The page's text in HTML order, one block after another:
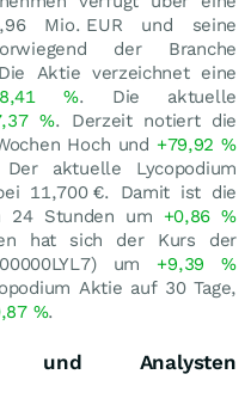
Mio. EUR und seine
der Branche
Aktie verzeichnet eine
%. Die aktuelle
%. Derzeit notiert die
Hoch und +79,92%
aktuelle Lycopodium
11,700 €. Damit ist die
24 Stunden um +0,86%
hat sich der Kurs der
um +9,39%
Aktie auf 30 Tage,
%.
und Analysten